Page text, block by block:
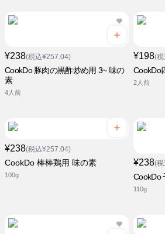
¥238(税込¥257.04)
CookDo 豚肉の黒酢炒め用 3~ 味の
素
4人前
¥198(
CookDo
2人前
¥238(税込¥257.04)
CookDo 棒棒鶏用 味の素
100g
¥238(
CookDo
110g